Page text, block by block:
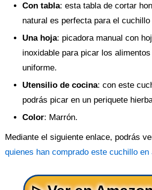
Con tabla: esta tabla de cortar
natural es perfecta para el
Una hoja: picadora manual con
inoxidable para picar los
uniforme.
Utensilio de cocina: con este
podrás picar en un periquete
Color: Marrón.
Mediante el siguiente enlace, podrás
quienes han comprado este cuchillo en